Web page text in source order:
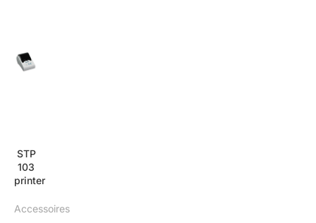
STP
103
printer
Accessoires